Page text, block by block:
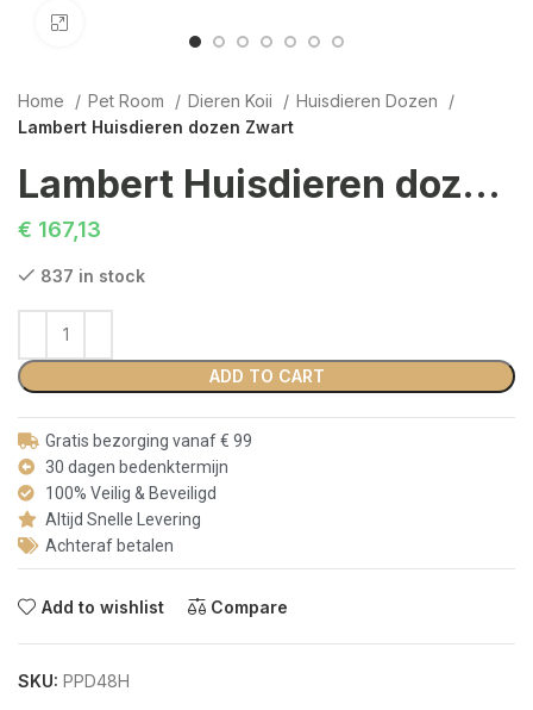
Home Pet Room Dieren Koii
Huisdieren Dozen
Lambert Huisdieren dozen Zwart
Lambert Huisdieren dozen Zwart
€ 167,13
837 in stock
ADD TO CART
Gratis bezorging vanaf € 99
30 dagen bedenktermijn
100% Veilig & Beveiligd
Altijd Snelle Levering
Achteraf betalen
Add to wishlist Compare
SKU: PPD48H